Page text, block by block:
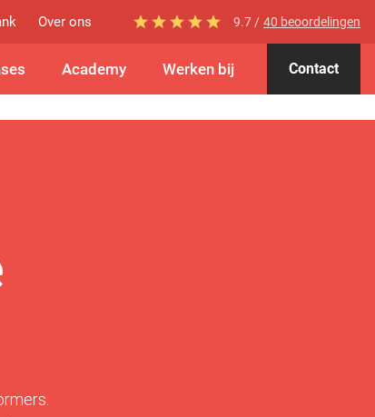
Over ons 9.7 / 40 beoordelingen
Academy Werken bij Contact